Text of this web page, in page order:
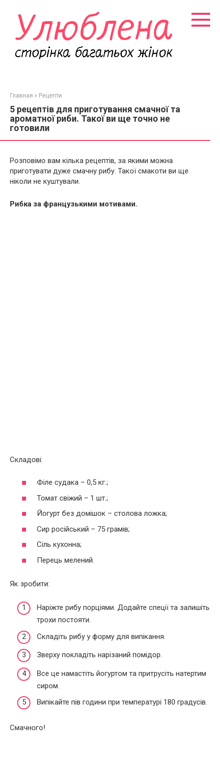
контенту
Главная » Рецепти
5 рецептів для приготування смачної та
ароматної риби. Такої ви ще точно не
готовили
Розповімо вам кілька рецептів, за якими можна
приготувати дуже смачну рибу. Такої смакоти ви ще
ніколи не куштували.
Рибка за французькими мотивами.
Складові:
Філе судака – 0,5 кг.;
Томат свіжий – 1 шт.;
Йогурт без домішок – столова ложка;
Сир російський – 75 грамів;
Сіль кухонна;
Перець мелений.
Як зробити:
Наріжте рибу порціями. Додайте спеції та залишіть
трохи постояти.
Складіть рибу у форму для випікання.
Зверху покладіть нарізаний помідор.
Все це намастіть йогуртом та притрусіть натертим
сиром.
Випікайте пів години при температурі 180 градусів.
Смачного!